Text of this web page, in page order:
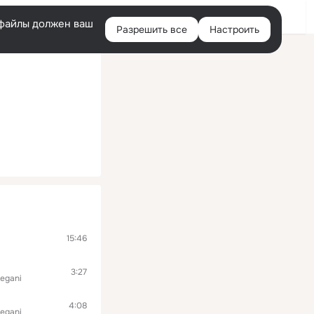
Войти
должен ваш
Разрешить все Настроить
15:46
3:27
4:08